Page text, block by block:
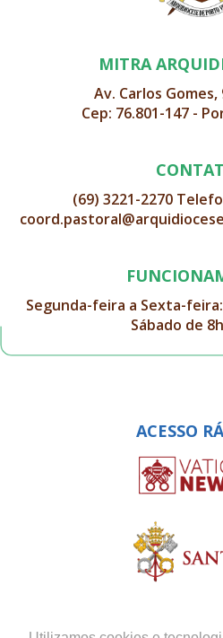
MITRA
Av. Carlos
Cep: 76.801-147 -
(69) 3221-2270
Segunda-feira a Sexta-
Sábado de
ACESSO